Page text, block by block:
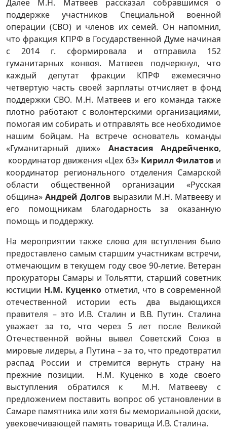
Далее М.Н. Матвеев рассказал собравшимся о
поддержке участников Специальной военной
операции (СВО) и членов их семей. Он напомнил,
что фракция КПРФ в Государственной Думе начиная
с 2014 г. сформировала и отправила 152
гуманитарных конвоя. Матвеев подчеркнул, что
каждый депутат фракции КПРФ ежемесячно
четвертую часть своей зарплаты отчисляет в фонд
поддержки СВО. М.Н. Матвеев и его команда также
плотно работают с волонтерскими организациями,
помогая им собирать и отправлять все необходимое
нашим бойцам. На встрече основатель команды
«Гуманитарный движ» Анастасия Андрейченко,
координатор движения «Цех 63» Кирилл Филатови
координатор регионального отделения Самарской
области общественной организации «Русская
община» Андрей Долгов выразили М.Н. Матвееву и
его помощникам благодарность за оказанную
помощь и поддержку.
На мероприятии также слово для вступления было
предоставлено самым старшим участникам встречи,
отмечающим в текущем году свое 90-летие. Ветеран
прокураторы Самары и Тольятти, старший советник
юстиции Н.М. Куценко отметил, что в современной
отечественной истории есть два выдающихся
правителя – это И.В. Сталин и В.В. Путин. Сталина
уважает за то, что через 5 лет после Великой
Отечественной войны вывел Советский Союз в
мировые лидеры, а Путина – за то, что предотвратил
распад России и стремится вернуть страну на
прежние позиции. Н.М. Куценко в ходе своего
выступления обратился к М.Н. Матвееву с
предложением поставить вопрос об установлении в
Самаре памятника или хотя бы мемориальной доски,
увековечивающей память товарища И.В. Сталина.